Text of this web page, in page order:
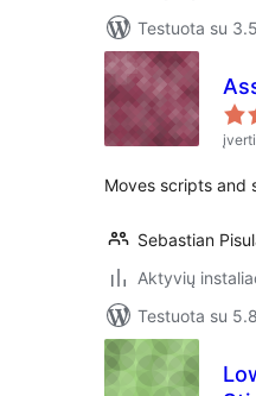
Testuota su
Moves scripts and
Sebastian
Aktyvių
Testuota su